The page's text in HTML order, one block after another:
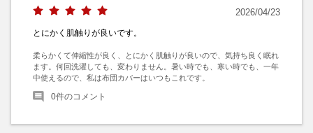
2026/04/23
とにかく肌触りが良いです。
柔らかくて伸縮性が良く、とにかく肌触りが良いので、気持ち良く眠れ
ます。何回洗濯しても、変わりません。暑い時でも、寒い時でも、一年
中使えるので、私は布団カバーはいつもこれです。
0件のコメント